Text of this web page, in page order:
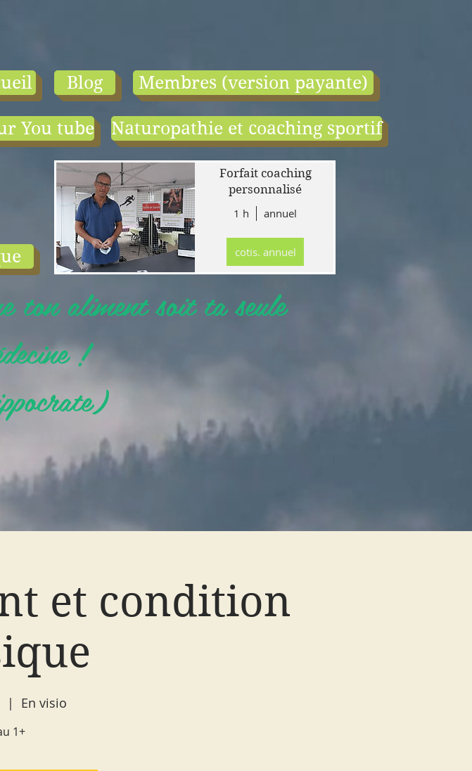
Blog Membres (version payante)
You tube Naturopathie et coaching sportif
- le tarif comprend:
1) une visio-
conférence par
mois en salle ou en
ligne.
2) 1 cours en
groupe de condition
physique en ligne
ou en salle par
semaine (sauf juillet
Forfait coaching
personnalisé
1 h
annuel
cotis. annuel
ton aliment soit ta seule
!
et condition
  |
En visio
1+